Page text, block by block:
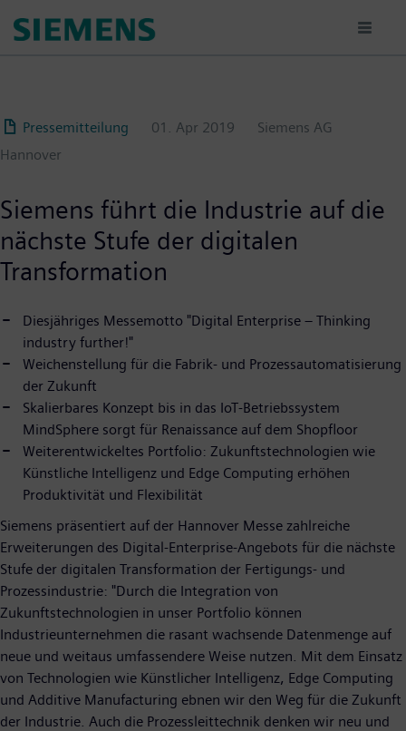
para
Pressemitteilung
01. Apr 2019
Siemens AG
Hannover
Siemens führt die Industrie auf die
nächste Stufe der digitalen
Transformation
Diesjähriges Messemotto "Digital Enterprise – Thinking
industry further!"
Weichenstellung für die Fabrik- und Prozessautomatisierung
der Zukunft
Skalierbares Konzept bis in das IoT-Betriebssystem
MindSphere sorgt für Renaissance auf dem Shopfloor
Weiterentwickeltes Portfolio: Zukunftstechnologien wie
Künstliche Intelligenz und Edge Computing erhöhen
Produktivität und Flexibilität
Siemens präsentiert auf der Hannover Messe zahlreiche
Erweiterungen des Digital-Enterprise-Angebots für die nächste
Stufe der digitalen Transformation der Fertigungs- und
Prozessindustrie: "Durch die Integration von
Zukunftstechnologien in unser Portfolio können
Industrieunternehmen die rasant wachsende Datenmenge auf
neue und weitaus umfassendere Weise nutzen. Mit dem Einsatz
von Technologien wie Künstlicher Intelligenz, Edge Computing
und Additive Manufacturing ebnen wir den Weg für die Zukunft
der Industrie. Auch die Prozessleittechnik denken wir neu und